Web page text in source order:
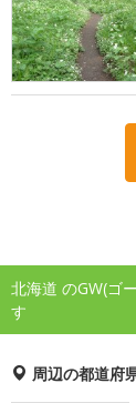
北海道 のGW(ゴ
す
周辺の都道府